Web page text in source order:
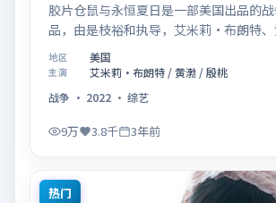
胶片仓鼠与永恒夏日是一部美国出品的
品，由是枝裕和执导，艾米莉·布朗特
联合主演，于2022年10月17日在院线首
「记忆拼图里的真相碎片」展开叙事，镜
富有张力，节奏起伏得当，人物弧光完整
调度强化了类型片的观感体验，亦留有可
空间，适合关注现实主义叙事与人物关系
地区 美国
主演
艾米莉·布朗特 / 黄渤 / 殷桃
战争 · 2022 · 综艺
9万 3.8千 3年前
热门